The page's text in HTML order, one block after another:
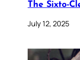
The Sixto-
July 12, 2025